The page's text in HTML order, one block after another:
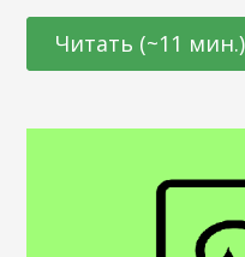
специалистов, так и для
переосмысления
интерфейсов для
Читать (~11 мин.)